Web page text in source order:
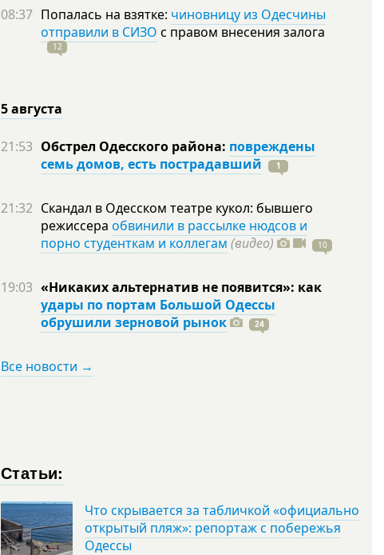
08:37 Попалась на взятке: чиновницу из Одесчины
отправили в СИЗО с правом внесения залога
12
5 августа
21:53 Обстрел Одесского района: повреждены
семь домов, есть пострадавший
1
21:32 Скандал в Одесском театре кукол: бывшего
режиссера обвинили в рассылке нюдсов и
порно студенткам и коллегам (видео) 10
19:03 «Никаких альтернатив не появится»: как
удары по портам Большой Одессы
обрушили зерновой рынок
24
Все новости →
Статьи:
Что скрывается за табличкой «официально
открытый пляж»: репортаж с побережья
Одессы